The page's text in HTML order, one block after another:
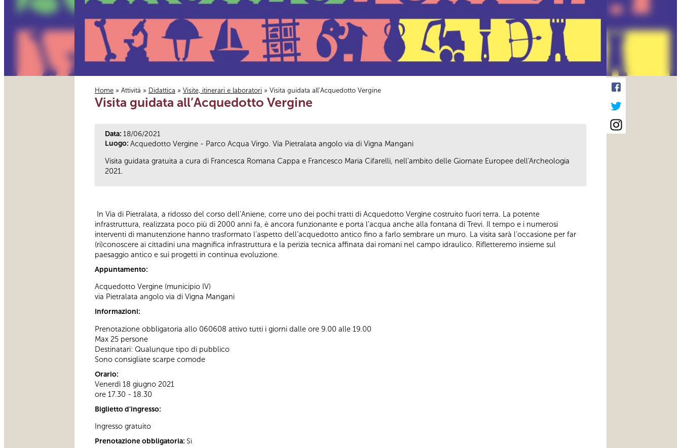
Tu sei qui
Home » Attività » Didattica » Visite, itinerari e laboratori » Visita guidata all’Acquedotto Vergine
Visita guidata all’Acquedotto Vergine
Data: 18/06/2021
Luogo: Acquedotto Vergine - Parco Acqua Virgo. Via Pietralata angolo via di Vigna Mangani
Visita guidata gratuita a cura di Francesca Romana Cappa e Francesco Maria Cifarelli, nell'ambito delle Giornate Europee dell'Archeologia
2021.
In Via di Pietralata, a ridosso del corso dell’Aniene, corre uno dei pochi tratti di Acquedotto Vergine costruito fuori terra. La potente
infrastruttura, realizzata poco più di 2000 anni fa, è ancora funzionante e porta l’acqua anche alla fontana di Trevi. Il tempo e i numerosi
interventi di manutenzione hanno trasformato l’aspetto dell’acquedotto antico fino a farlo sembrare un muro. La visita sarà l’occasione per far
(ri)conoscere ai cittadini una magnifica infrastruttura e la perizia tecnica affinata dai romani nel campo idraulico. Rifletteremo insieme sul
paesaggio antico e sui progetti in continua evoluzione.
Appuntamento:
Acquedotto Vergine (municipio IV)
via Pietralata angolo via di Vigna Mangani
Informazioni:
Prenotazione obbligatoria allo 060608 attivo tutti i giorni dalle ore 9.00 alle 19.00
Max 25 persone
Destinatari: Qualunque tipo di pubblico
Sono consigliate scarpe comode
Orario:
Venerdì 18 giugno 2021
ore 17.30 - 18.30
Biglietto d'ingresso:
Ingresso gratuito
Prenotazione obbligatoria: Sì